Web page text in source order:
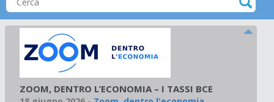
ZOOM, DENTRO L’ECONOMIA – I TASSI BCE